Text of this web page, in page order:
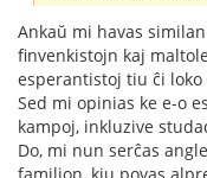
Ankaŭ mi havas
finvenkistojn kaj
esperantistoj tiu ĉi
Sed mi opinias ke e-o
kampoj, inkluzive
Do, mi nun serĉas